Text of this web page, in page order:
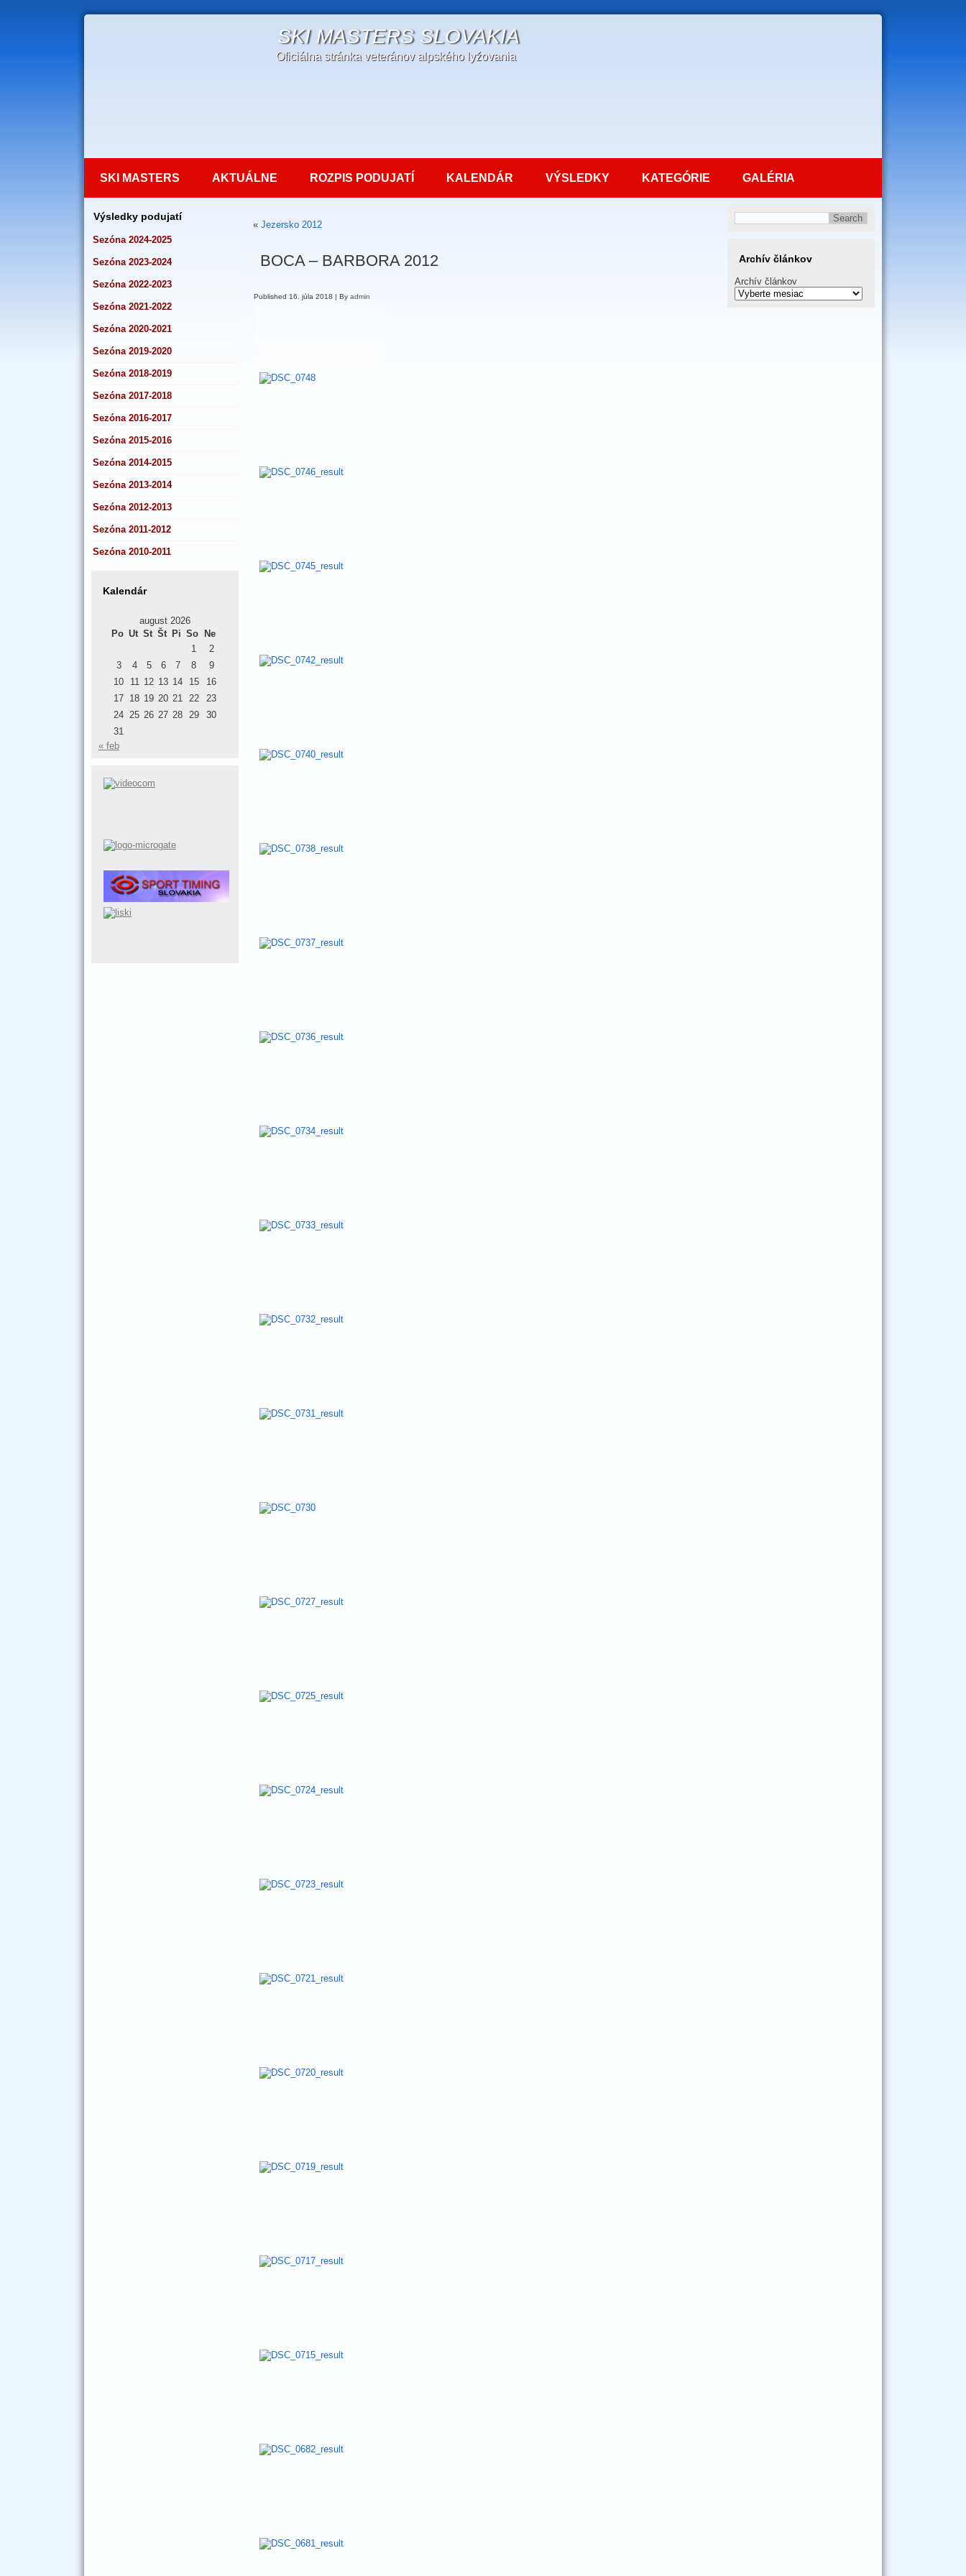
SKI MASTERS SLOVAKIA
Oficiálna stránka veteránov alpského lyžovania
SKI MASTERS AKTUÁLNE ROZPIS PODUJATÍ KALENDÁR VÝSLEDKY KATEGÓRIE GALÉRIA
Výsledky podujatí
Sezóna 2024-2025
Sezóna 2023-2024
Sezóna 2022-2023
Sezóna 2021-2022
Sezóna 2020-2021
Sezóna 2019-2020
Sezóna 2018-2019
Sezóna 2017-2018
Sezóna 2016-2017
Sezóna 2015-2016
Sezóna 2014-2015
Sezóna 2013-2014
Sezóna 2012-2013
Sezóna 2011-2012
Sezóna 2010-2011
Kalendár
august 2026
Po Ut St Št Pi So
Ne
1
2
3
4 5 6 7 8
9
10
11 12 13 14 15
16
17 18 19 20 21 22
23
24 25 26 27 28 29
30
31
« feb
« Jezersko 2012
BOCA – BARBORA 2012
Published 16. júla 2018 | By admin
Archív článkov
Archív článkov